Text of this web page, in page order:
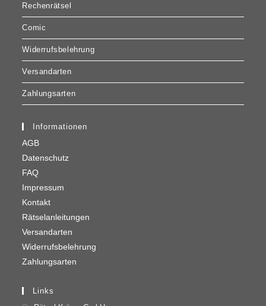
Rechenrätsel
Comic
Widerrufsbelehrung
Versandarten
Zahlungsarten
Informationen
AGB
Datenschutz
FAQ
Impressum
Kontakt
Rätselanleitungen
Versandarten
Widerrufsbelehrung
Zahlungsarten
Links